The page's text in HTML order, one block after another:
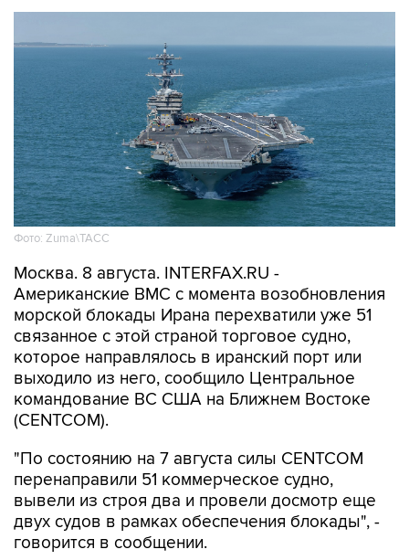
Фото: Zuma\ТАСС
Москва. 8 августа. INTERFAX.RU -
Американские ВМС с момента возобновления
морской блокады Ирана перехватили уже 51
связанное с этой страной торговое судно,
которое направлялось в иранский порт или
выходило из него, сообщило Центральное
командование ВС США на Ближнем Востоке
(CENTCOM).
"По состоянию на 7 августа силы CENTCOM
перенаправили 51 коммерческое судно,
вывели из строя два и провели досмотр еще
двух судов в рамках обеспечения блокады", -
говорится в сообщении.